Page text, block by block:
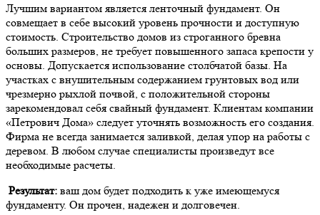
Лучшим вариантом является ленточный фундамент. Он
совмещает в себе высокий уровень прочности и доступную
стоимость. Строительство домов из строганного бревна
больших размеров, не требует повышенного запаса крепости у
основы. Допускается использование столбчатой базы. На
участках с внушительным содержанием грунтовых вод или
чрезмерно рыхлой почвой, с положительной стороны
зарекомендовал себя свайный фундамент. Клиентам компании
«Петрович Дома» следует уточнять возможность его создания.
Фирма не всегда занимается заливкой, делая упор на работы с
деревом. В любом случае специалисты произведут все
необходимые расчеты.
Результат: ваш дом будет подходить к уже имеющемуся
фундаменту. Он прочен, надежен и долговечен.